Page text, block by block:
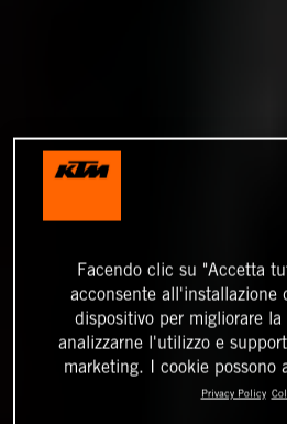
Facendo clic su "Accetta
acconsente all'installazione
dispositivo per migliorare
analizzarne l'utilizzo e
marketing. I cookie possono
Privacy Policy